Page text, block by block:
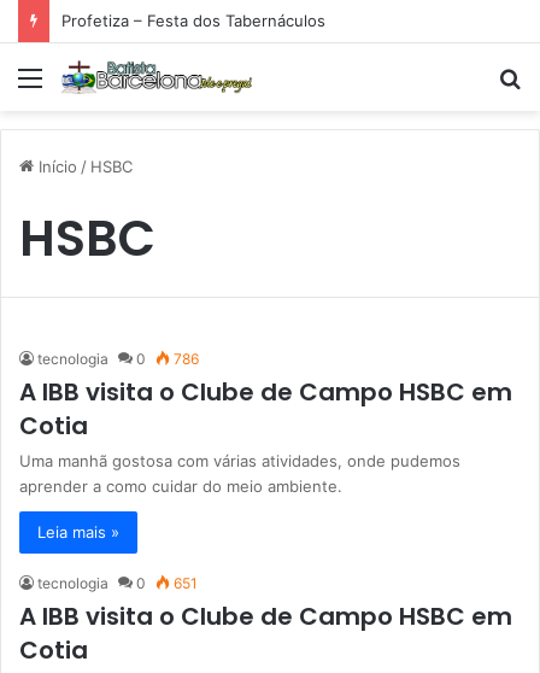
Profetiza – Festa dos Tabernáculos
Menu
Início / HSBC
HSBC
tecnologia 0 786
A IBB visita o Clube de Campo HSBC em
Cotia
Uma manhã gostosa com várias atividades, onde pudemos
aprender a como cuidar do meio ambiente.
Leia mais »
tecnologia 0 651
A IBB visita o Clube de Campo HSBC em
Cotia